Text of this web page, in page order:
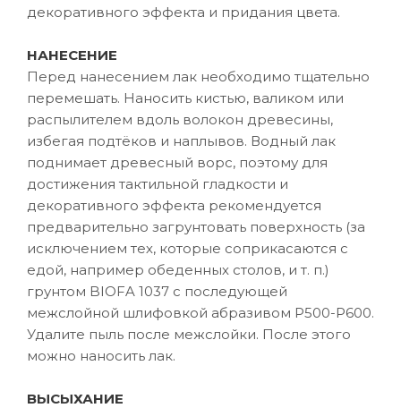
декоративного эффекта и придания цвета.
НАНЕСЕНИЕ
Перед нанесением лак необходимо тщательно
перемешать. Наносить кистью, валиком или
распылителем вдоль волокон древесины,
избегая подтёков и наплывов. Водный лак
поднимает древесный ворс, поэтому для
достижения тактильной гладкости и
декоративного эффекта рекомендуется
предварительно загрунтовать поверхность (за
исключением тех, которые соприкасаются с
едой, например обеденных столов, и т. п.)
грунтом BIOFA 1037 с последующей
межслойной шлифовкой абразивом P500-P600.
Удалите пыль после межслойки. После этого
можно наносить лак.
ВЫСЫХАНИЕ